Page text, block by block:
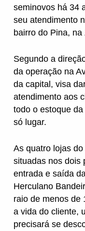
Jeep
Mini
seminovos há 34
seu atendimento
bairro do Pina,
Segundo a
da operação na
da capital, visa
atendimento aos
todo o estoque
só lugar.
As quatro lojas
situadas nos dois
entrada e saída
Herculano
raio de menos de
a vida do cliente,
precisará se